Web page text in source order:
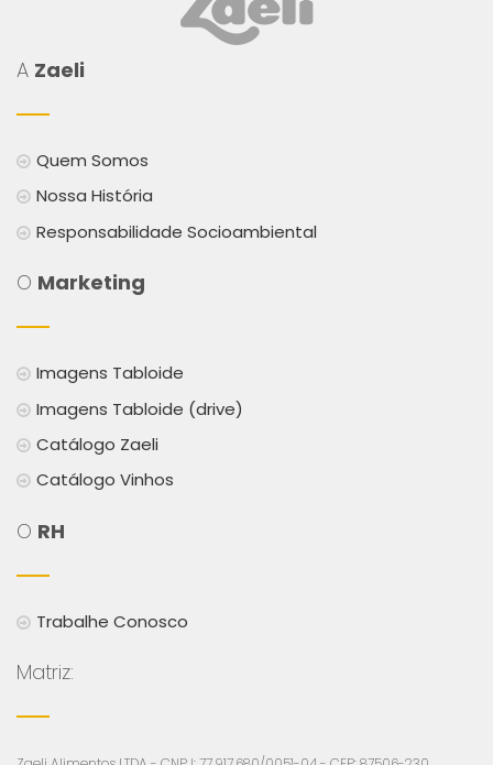
A Zaeli
Quem Somos
Nossa História
Responsabilidade Socioambiental
O Marketing
Imagens Tabloide
Imagens Tabloide (drive)
Catálogo Zaeli
Catálogo Vinhos
O RH
Trabalhe Conosco
Matriz: